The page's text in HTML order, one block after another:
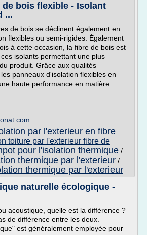
bois flexible - Isolant
...
de bois se déclinent également en
flexibles ou semi-rigides. Également
à cette occasion, la fibre de bois est
isolants permettant une plus
produit. Grâce aux qualités
panneaux d'isolation flexibles en
haute performance en matière...
par l'exterieur en fibre
toiture par l'exterieur fibre de
pour l'isolation thermique /
thermique par l'exterieur /
thermique par l'exterieur
naturelle écologique -
acoustique, quelle est la différence ?
de différence entre les deux.
est généralement employée pour